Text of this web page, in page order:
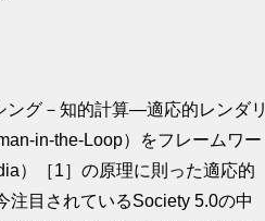
ング－知的計算―適応的レンダリ
in-the-Loop）をフレームワー
）［1］の原理に則った適応的
注目されているSociety 5.0の中